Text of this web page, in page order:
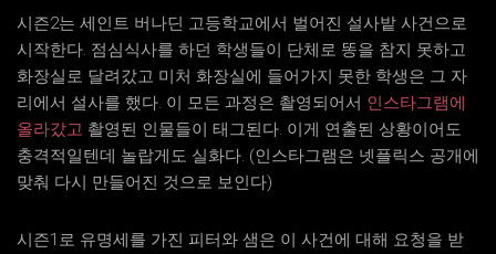
시즌2는 세인트 버나딘 고등학교에서 벌어진 설사밭 사건으로
시작한다. 점심식사를 하던 학생들이 단체로 똥을 참지 못하고
화장실로 달려갔고 미처 화장실에 들어가지 못한 학생은 그 자
리에서 설사를 했다. 이 모든 과정은 촬영되어서 인스타그램에
올라갔고 촬영된 인물들이 태그된다. 이게 연출된 상황이어도
충격적일텐데 놀랍게도 실화다. (인스타그램은 넷플릭스 공개에
맞춰 다시 만들어진 것으로 보인다)
시즌1로 유명세를 가진 피터와 샘은 이 사건에 대해 요청을 받